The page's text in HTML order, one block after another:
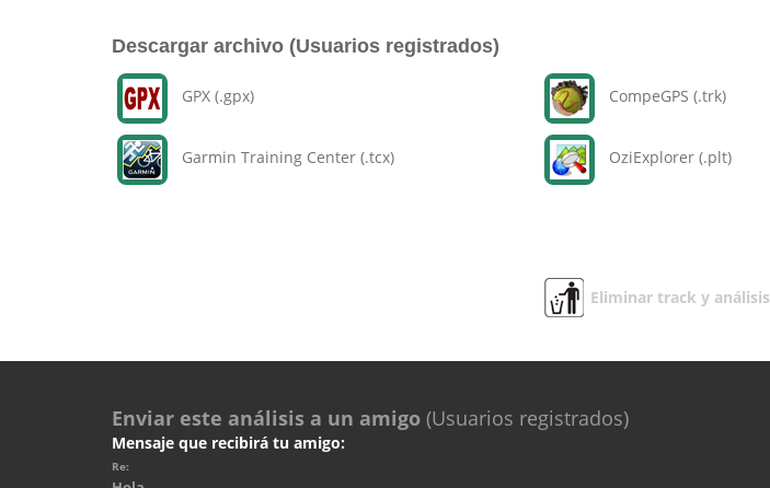
Descargar archivo (Usuarios registrados)
GPX (.gpx)
Garmin Training Center (.tcx)
CompeGPS (.trk)
OziExplorer (.plt)
Eliminar track y análisis
Enviar este análisis a un amigo (Usuarios registrados)
Mensaje que recibirá tu amigo:
Re: